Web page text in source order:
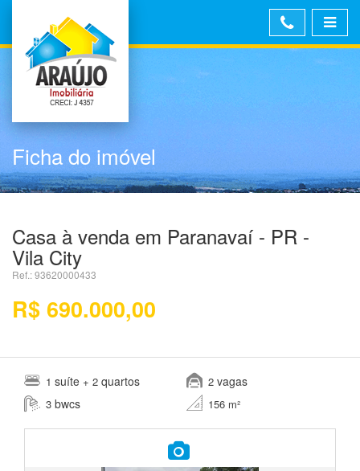
Ficha do imóvel
Casa à venda em Paranavaí - PR -
Vila City
Ref.: 93620000433
R$ 690.000,00
1 suíte + 2 quartos
3 bwcs
2 vagas
156 m²